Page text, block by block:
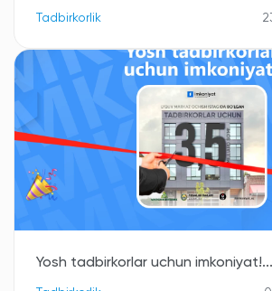
Tadbirkorlik
Yosh tadbirkorlar uchun imkoniyat!...